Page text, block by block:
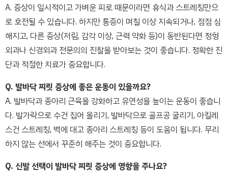
A. 증상이 일시적이고 가벼운 피로 때문이라면 휴식과 스트레칭만으
로 호전될 수 있습니다. 하지만 통증이 며칠 이상 지속되거나, 점점 심
해지고, 다른 증상(저림, 감각 이상, 근력 약화 등)이 동반된다면 정형
외과나 신경외과 전문의의 진찰을 받아보는 것이 좋습니다. 정확한 진
단과 적절한 치료가 중요합니다.
Q. 발바닥 찌릿 증상에 좋은 운동이 있을까요?
A. 발바닥과 종아리 근육을 강화하고 유연성을 높이는 운동이 좋습니
다. 발가락으로 수건 집어 올리기, 발바닥으로 골프공 굴리기, 아킬레
스건 스트레칭, 벽에 대고 종아리 스트레칭 등이 도움이 됩니다. 무리
하지 않는 선에서 꾸준히 해주는 것이 중요합니다.
Q. 신발 선택이 발바닥 찌릿 증상에 영향을 주나요?